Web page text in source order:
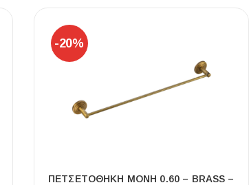
-20%
ΠΕΤΣΕΤΟΘΗΚΗ ΜΟΝΗ 0.60 – BRASS –